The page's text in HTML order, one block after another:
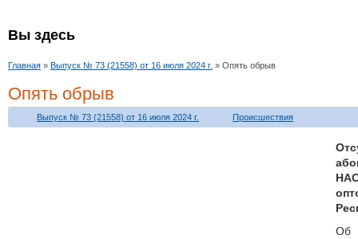
Вы здесь
Главная » Выпуск № 73 (21558) от 16 июля 2024 г. » Опять обрыв
Опять обрыв
Выпуск № 73 (21558) от 16 июля 2024 г. Происшествия
Об